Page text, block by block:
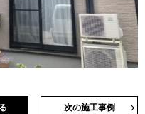
次の施工事例